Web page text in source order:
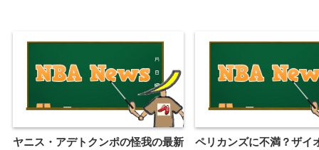
ヤニス・アデトクンポの怪我の最新
ペリカンズに不満？ザイ